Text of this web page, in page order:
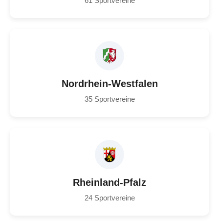
Nordrhein-Westfalen
35 Sportvereine
Rheinland-Pfalz
24 Sportvereine